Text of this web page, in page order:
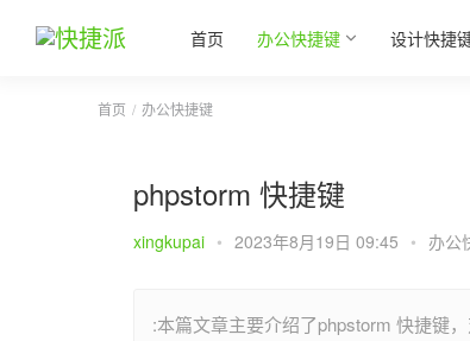
首页 办公快捷键 设计快捷
首页 办公快捷键
phpstorm 快捷键
xingkupai • 2023年8月19日 09:45 • 办公
:本篇文章主要介绍了phpstorm 快捷键